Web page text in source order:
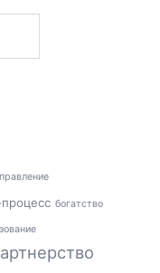
богатство